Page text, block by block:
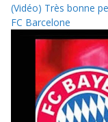
(Vidéo) Très bonne
FC Barcelone